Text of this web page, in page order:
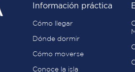
Información práctica
Cómo llegar
Dónde dormir
Cómo moverse
Conoce la isla